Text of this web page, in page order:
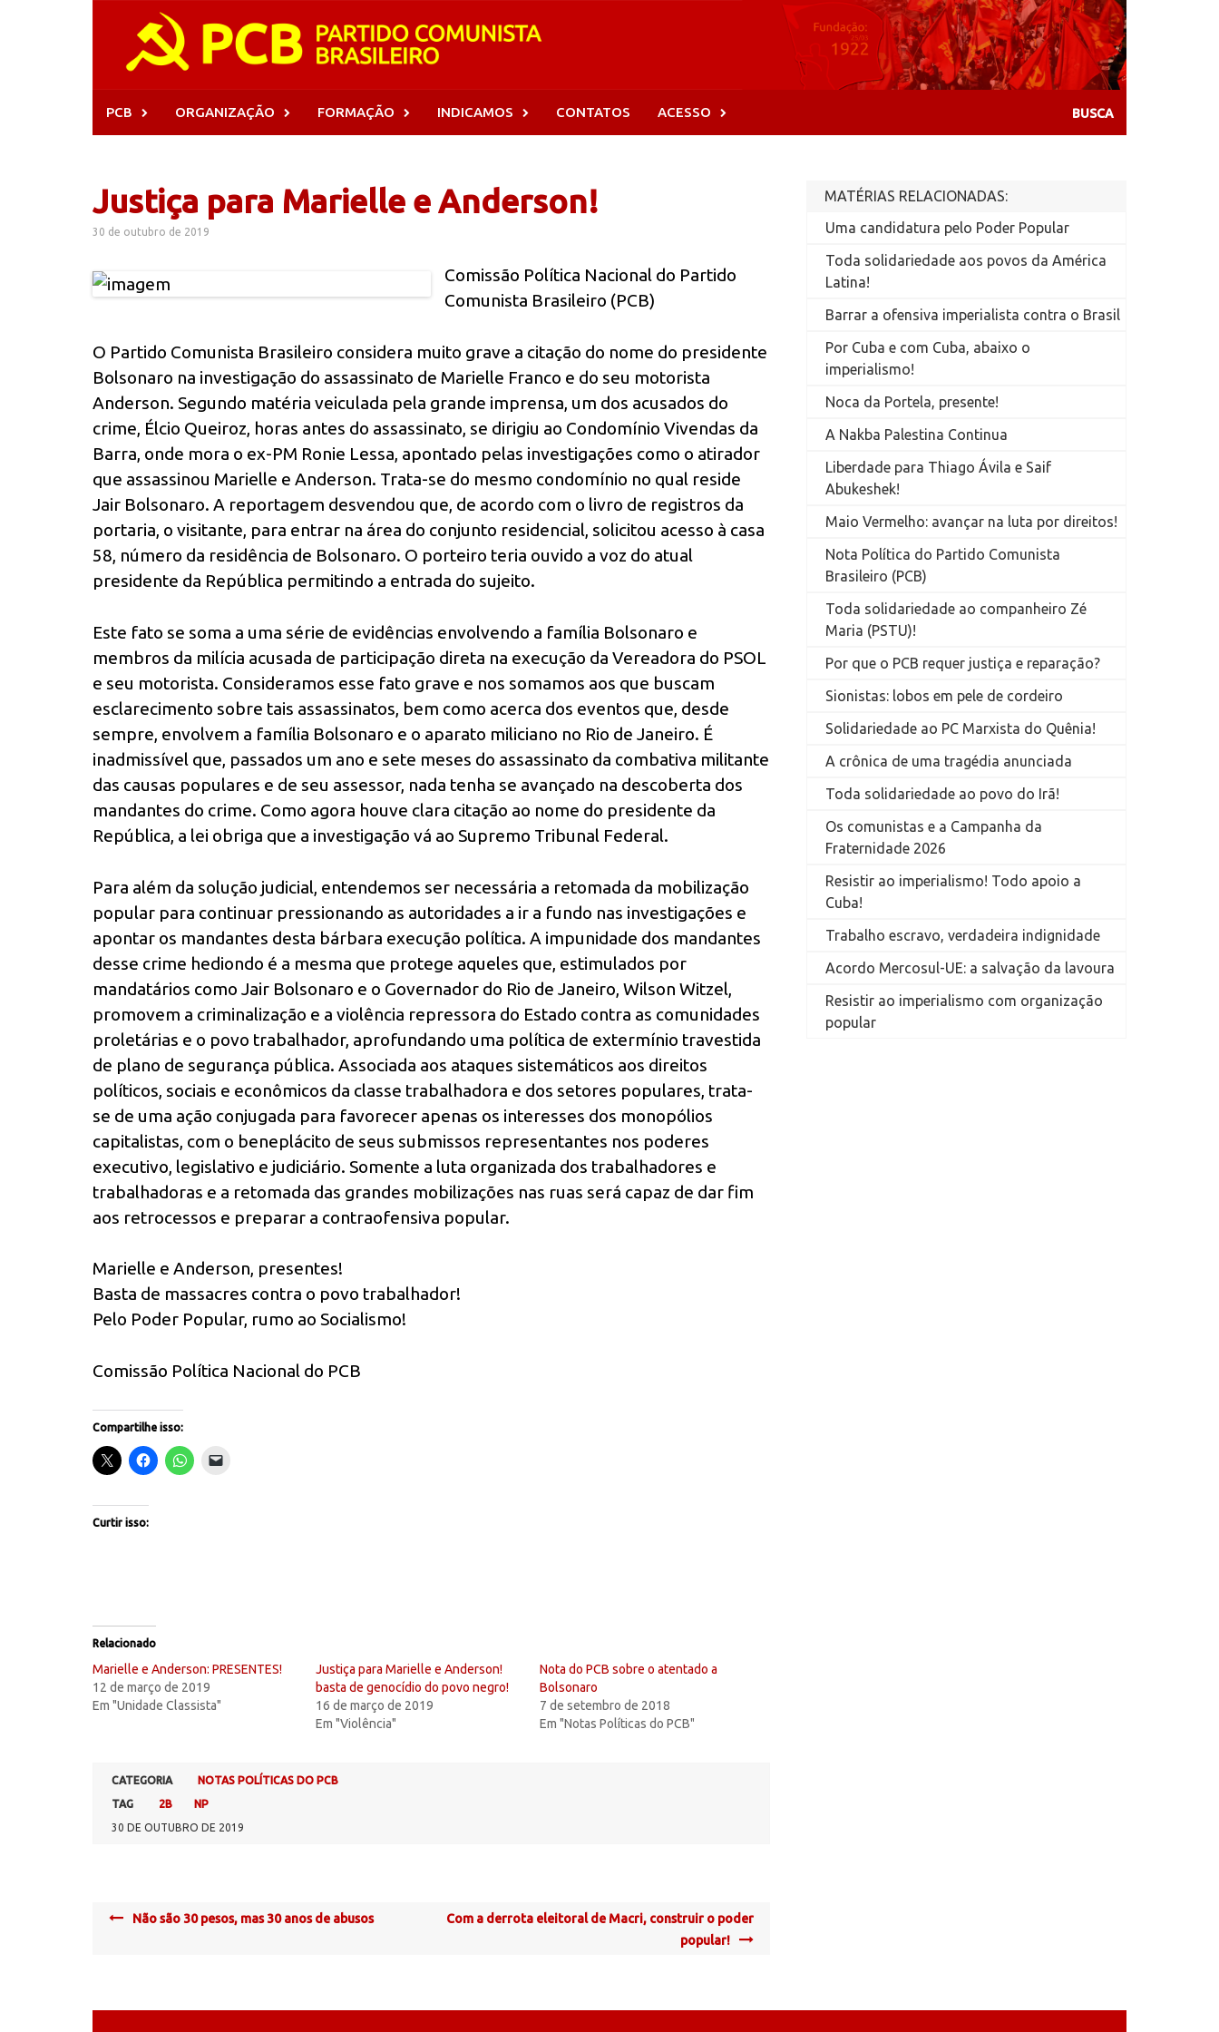
PCB ORGANIZAÇÃO FORMAÇÃO INDICAMOS CONTATOS ACESSO
Justiça para Marielle e Anderson!
30 de outubro de 2019
Comissão Política Nacional do Partido
Comunista Brasileiro (PCB)
O Partido Comunista Brasileiro considera muito grave a citação do nome do presidente
Bolsonaro na investigação do assassinato de Marielle Franco e do seu motorista
Anderson. Segundo matéria veiculada pela grande imprensa, um dos acusados do
crime, Élcio Queiroz, horas antes do assassinato, se dirigiu ao Condomínio Vivendas da
Barra, onde mora o ex-PM Ronie Lessa, apontado pelas investigações como o atirador
que assassinou Marielle e Anderson. Trata-se do mesmo condomínio no qual reside
Jair Bolsonaro. A reportagem desvendou que, de acordo com o livro de registros da
portaria, o visitante, para entrar na área do conjunto residencial, solicitou acesso à casa
58, número da residência de Bolsonaro. O porteiro teria ouvido a voz do atual
presidente da República permitindo a entrada do sujeito.
Este fato se soma a uma série de evidências envolvendo a família Bolsonaro e
membros da milícia acusada de participação direta na execução da Vereadora do PSOL
e seu motorista. Consideramos esse fato grave e nos somamos aos que buscam
esclarecimento sobre tais assassinatos, bem como acerca dos eventos que, desde
sempre, envolvem a família Bolsonaro e o aparato miliciano no Rio de Janeiro. É
inadmissível que, passados um ano e sete meses do assassinato da combativa militante
das causas populares e de seu assessor, nada tenha se avançado na descoberta dos
mandantes do crime. Como agora houve clara citação ao nome do presidente da
República, a lei obriga que a investigação vá ao Supremo Tribunal Federal.
Para além da solução judicial, entendemos ser necessária a retomada da mobilização
popular para continuar pressionando as autoridades a ir a fundo nas investigações e
apontar os mandantes desta bárbara execução política. A impunidade dos mandantes
desse crime hediondo é a mesma que protege aqueles que, estimulados por
mandatários como Jair Bolsonaro e o Governador do Rio de Janeiro, Wilson Witzel,
promovem a criminalização e a violência repressora do Estado contra as comunidades
proletárias e o povo trabalhador, aprofundando uma política de extermínio travestida
de plano de segurança pública. Associada aos ataques sistemáticos aos direitos
políticos, sociais e econômicos da classe trabalhadora e dos setores populares, trata-
se de uma ação conjugada para favorecer apenas os interesses dos monopólios
capitalistas, com o beneplácito de seus submissos representantes nos poderes
executivo, legislativo e judiciário. Somente a luta organizada dos trabalhadores e
trabalhadoras e a retomada das grandes mobilizações nas ruas será capaz de dar fim
aos retrocessos e preparar a contraofensiva popular.
Marielle e Anderson, presentes!
Basta de massacres contra o povo trabalhador!
Pelo Poder Popular, rumo ao Socialismo!
Comissão Política Nacional do PCB
Compartilhe isso:
Curtir isso:
Relacionado
Marielle e Anderson: PRESENTES!
12 de março de 2019
Em "Unidade Classista"
Justiça para Marielle e Anderson!
basta de genocídio do povo negro!
16 de março de 2019
Em "Violência"
Nota do PCB sobre o atentado a
Bolsonaro
7 de setembro de 2018
Em "Notas Políticas do PCB"
CATEGORIA
NOTAS POLÍTICAS DO PCB
TAG
2B
NP
30 DE OUTUBRO DE 2019
PostNão são 30 pesos, mas 30 anos de abusos
Com a derrota eleitoral de Macri, construir o poder
popular!
MATÉRIAS RELACIONADAS:
Uma candidatura pelo Poder Popular
Toda solidariedade aos povos da América
Latina!
Barrar a ofensiva imperialista contra o Brasil
Por Cuba e com Cuba, abaixo o
imperialismo!
Noca da Portela, presente!
A Nakba Palestina Continua
Liberdade para Thiago Ávila e Saif
Abukeshek!
Maio Vermelho: avançar na luta por direitos!
Nota Política do Partido Comunista
Brasileiro (PCB)
Toda solidariedade ao companheiro Zé
Maria (PSTU)!
Por que o PCB requer justiça e reparação?
Sionistas: lobos em pele de cordeiro
Solidariedade ao PC Marxista do Quênia!
A crônica de uma tragédia anunciada
Toda solidariedade ao povo do Irã!
Os comunistas e a Campanha da
Fraternidade 2026
Resistir ao imperialismo! Todo apoio a
Cuba!
Trabalho escravo, verdadeira indignidade
Acordo Mercosul-UE: a salvação da lavoura
Resistir ao imperialismo com organização
popular